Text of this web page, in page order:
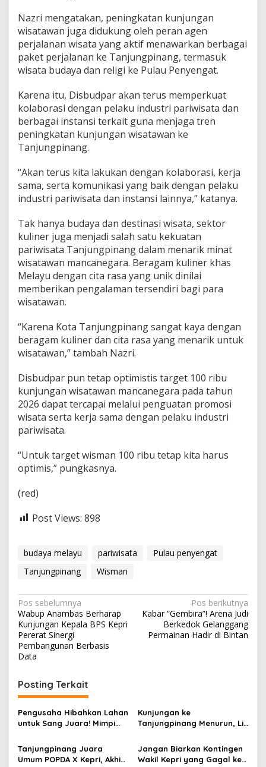
Nazri mengatakan, peningkatan kunjungan
wisatawan juga didukung oleh peran agen
perjalanan wisata yang aktif menawarkan berbagai
paket perjalanan ke Tanjungpinang, termasuk
wisata budaya dan religi ke Pulau Penyengat.
Karena itu, Disbudpar akan terus memperkuat
kolaborasi dengan pelaku industri pariwisata dan
berbagai instansi terkait guna menjaga tren
peningkatan kunjungan wisatawan ke
Tanjungpinang.
“Akan terus kita lakukan dengan kolaborasi, kerja
sama, serta komunikasi yang baik dengan pelaku
industri pariwisata dan instansi lainnya,” katanya.
Tak hanya budaya dan destinasi wisata, sektor
kuliner juga menjadi salah satu kekuatan
pariwisata Tanjungpinang dalam menarik minat
wisatawan mancanegara. Beragam kuliner khas
Melayu dengan cita rasa yang unik dinilai
memberikan pengalaman tersendiri bagi para
wisatawan.
“Karena Kota Tanjungpinang sangat kaya dengan
beragam kuliner dan cita rasa yang menarik untuk
wisatawan,” tambah Nazri.
Disbudpar pun tetap optimistis target 100 ribu
kunjungan wisatawan mancanegara pada tahun
2026 dapat tercapai melalui penguatan promosi
wisata serta kerja sama dengan pelaku industri
pariwisata.
“Untuk target wisman 100 ribu tetap kita harus
optimis,” pungkasnya.
(red)
Post Views: 898
budaya melayu pariwisata
Pulau penyengat
Tanjungpinang
Wisman
N
a
v
i
a
s
i
o
Pos sebelumnya
Wabup Anambas Berharap
Kunjungan Kepala BPS Kepri
Pererat Sinergi
Pembangunan Berbasis
Data
Pos berikutnya
Kabar “Gembira”! Arena Judi
Berkedok Gelanggang
Permainan Hadir di Bintan
Posting Terkait
Pengusaha Hibahkan Lahan
untuk Sang Juara! Mimpi
Sendiri Kian Nyata
Kunjungan ke
Tanjungpinang Menurun, Lis
Wisatawan Mancing
Tanjungpinang Juara
Umum POPDA X Kepri, Akhiri
Jangan Biarkan Kontingen
Wakil Kepri yang Gagal ke